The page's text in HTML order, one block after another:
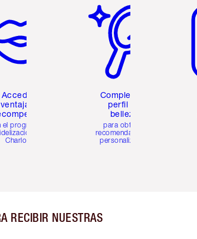
Accede a
ventajas y
el programa de
de
Charlotte
Completa tu
perfil de
belleza
para obtener
recomendaciones
personalizadas
RECIBIR NUESTRAS